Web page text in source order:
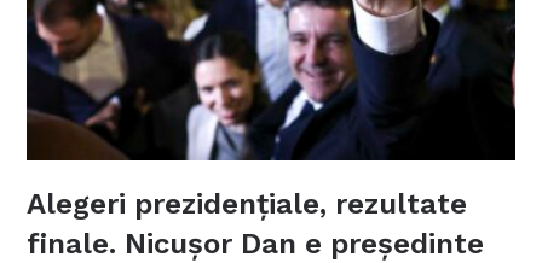
Alegeri prezidențiale, rezultate
finale. Nicușor Dan e președinte